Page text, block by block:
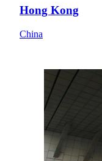
Hong Kong
China